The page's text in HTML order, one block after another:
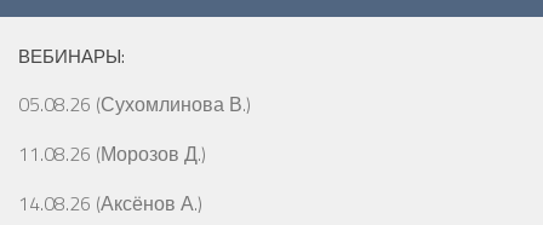
ВЕБИНАРЫ:
05.08.26 (Сухомлинова В.)
11.08.26 (Морозов Д.)
14.08.26 (Аксёнов А.)